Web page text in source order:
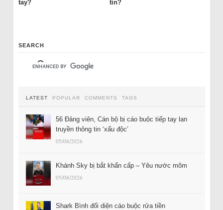
tay?
tín?
SEARCH
LATEST POPULAR COMMENTS TAGS
56 Đảng viên, Cán bộ bị cáo buộc tiếp tay lan
truyền thông tin ‘xấu độc’
05/08/2026
Khánh Sky bị bắt khẩn cấp – Yêu nước mõm
05/08/2026
Shark Bình đối diện cáo buộc rửa tiền